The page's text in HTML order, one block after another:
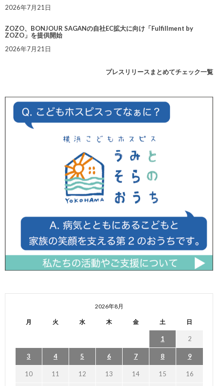
2026年7月21日
ZOZO、BONJOUR SAGANの自社EC拡大に向け「Fulfillment by
ZOZO」を提供開始
2026年7月21日
プレスリリースまとめてチェック一覧
2026年8月
月 火 水 木 金 土 日
1 2
3 4 5 6 7 8 9
10 11 12 13 14 15 16